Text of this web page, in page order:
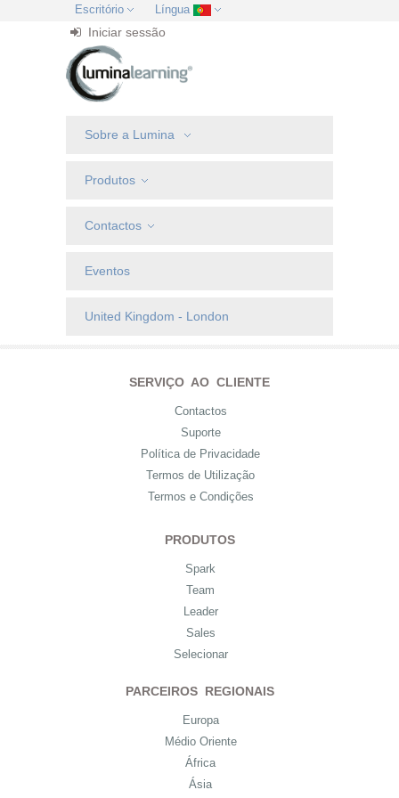
Escritório Língua
Iniciar sessão
Sobre a Lumina
Produtos
Contactos
Eventos
United Kingdom - London
SERVIÇO AO CLIENTE
Contactos
Suporte
Política de Privacidade
Termos de Utilização
Termos e Condições
PRODUTOS
Spark
Team
Leader
Sales
Selecionar
PARCEIROS REGIONAIS
Europa
Médio Oriente
África
Ásia